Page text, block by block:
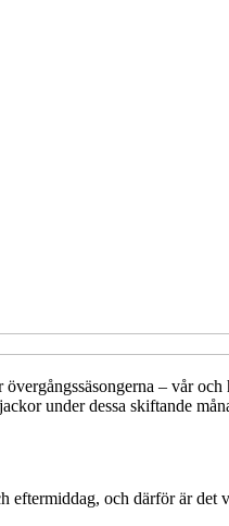
– vår
under dessa skiftande
och därför är det